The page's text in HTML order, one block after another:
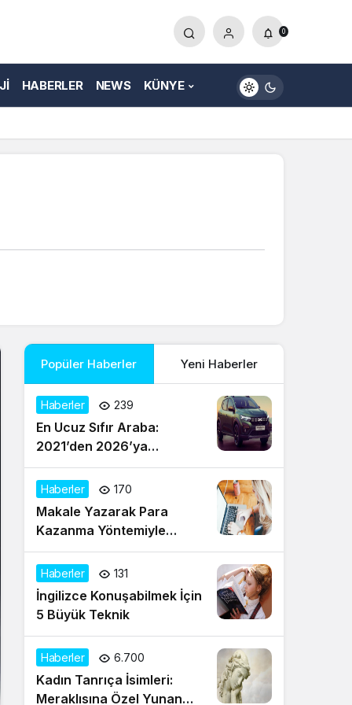
0
HABERLER NEWS KÜNYE
Popüler Haberler Yeni Haberler
Haberler 239
En Ucuz Sıfır Araba:
2021’den 2026’ya
Türkiye’de Uygun Fiyatlı
Modeller ve Güncel Durum
Haberler 170
Makale Yazarak Para
Kazanma Yöntemiyle
Evden Gelir Sağlayın
Haberler 131
İngilizce Konuşabilmek İçin
5 Büyük Teknik
Haberler 6.700
Kadın Tanrıça İsimleri:
Meraklısına Özel Yunan